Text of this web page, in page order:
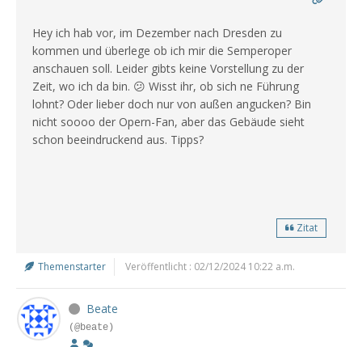
Hey ich hab vor, im Dezember nach Dresden zu
kommen und überlege ob ich mir die Semperoper
anschauen soll. Leider gibts keine Vorstellung zu der
Zeit, wo ich da bin. 😕 Wisst ihr, ob sich ne Führung
lohnt? Oder lieber doch nur von außen angucken? Bin
nicht soooo der Opern-Fan, aber das Gebäude sieht
schon beeindruckend aus. Tipps?
Zitat
Themenstarter Veröffentlicht : 02/12/2024 10:22 a.m.
Beate
(@beate)